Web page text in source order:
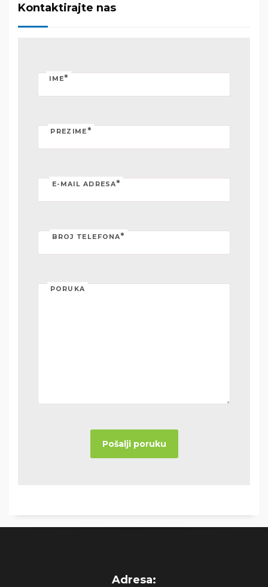
Kontaktirajte nas
IME*
PREZIME *
E-MAIL ADRESA*
BROJ TELEFONA*
PORUKA
Adresa: